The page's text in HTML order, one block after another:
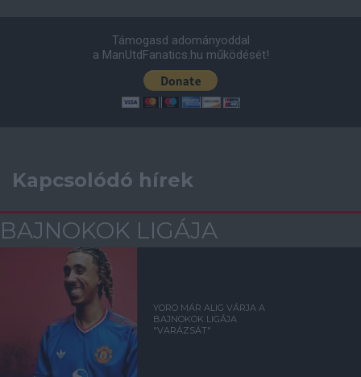
Támogasd adományoddal
a ManUtdFanatics.hu működését!
Kapcsolódó hírek
BAJNOKOK LIGÁJA
YORO MÁR ALIG VÁRJA A
BAJNOKOK LIGÁJA
"VARÁZSÁT"